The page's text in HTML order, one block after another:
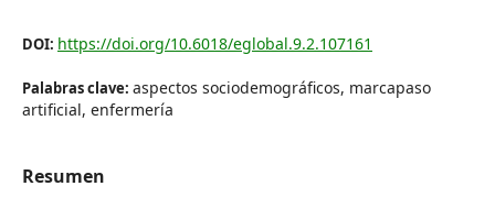
DOI: https://doi.org/10.6018/eglobal.9.2.107161
Palabras clave: aspectos sociodemográficos, marcapaso
artificial, enfermería
Resumen